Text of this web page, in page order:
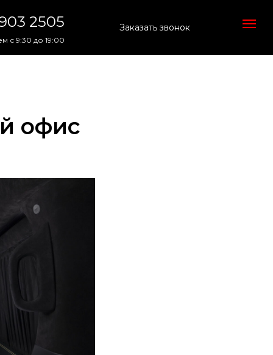
с 9:30 до 19:00
Заказать звонок
2505
офис